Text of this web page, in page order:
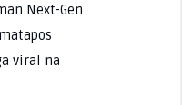
Next-Gen
matapos
viral na